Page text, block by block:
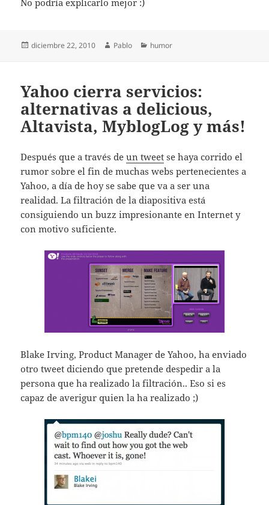
Publicado
diciembre 22, 2010 Autor
Pablo Categorías
humor
Yahoo cierra servicios:
alternativas a delicious,
Altavista, MyblogLog y más!
Después que a través deun tweet se haya corrido el
rumor sobre el fin de muchas webs pertenecientes a
Yahoo, a día de hoy se sabe que va a ser una
realidad. La filtración de la diapositiva está
consiguiendo un buzz impresionante en Internet y
con motivo suficiente.
Blake Irving, Product Manager de Yahoo, ha enviado
otro tweet diciendo que pretende despedir a la
persona que ha realizado la filtración.. Eso si es
capaz de averigur quien la ha realizado ;)